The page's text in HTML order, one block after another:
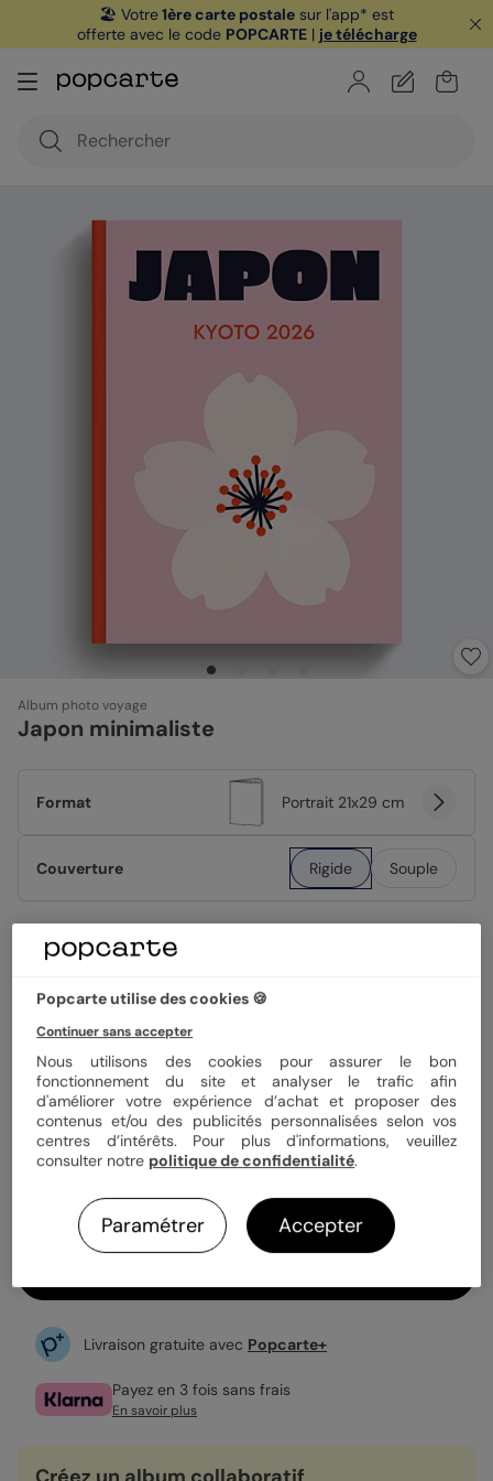
🏖️ Votre1ère carte postale sur l'app* est
offerte avec le code POPCARTE| je télécharge
Album photo voyage
Japon minimaliste
Format Portrait 21x29 cm
Couverture Rigide Souple
Papier
Quantité
32,90 €
Fabrication française
Expédition rapide en 4 jours
24 à 100 pages
Livraison gratuite avec Popcarte+
Payez en 3 fois sans frais
En savoir plus
Popcarte utilise des cookies 🍪
Continuer sans accepter
Nous utilisons des cookies pour assurer le bon
fonctionnement du site et analyser le trafic afin
d'améliorer votre expérience d’achat et proposer des
contenus et/ou des publicités personnalisées selon vos
centres d’intérêts. Pour plus d'informations, veuillez
consulter notre politique de confidentialité.
Paramétrer Accepter